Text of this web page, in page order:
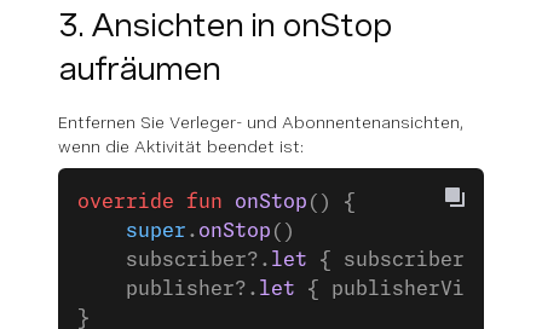
3. Ansichten in onStop
aufräumen
Entfernen Sie Verleger- und Abonnentenansichten,
wenn die Aktivität beendet ist:
override fun onStop () {
    super
. onStop ()
    subscriber?.
let {
    publisher?.
let {
}